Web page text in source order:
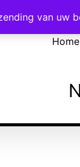
Voor 16:00
Home
van uw